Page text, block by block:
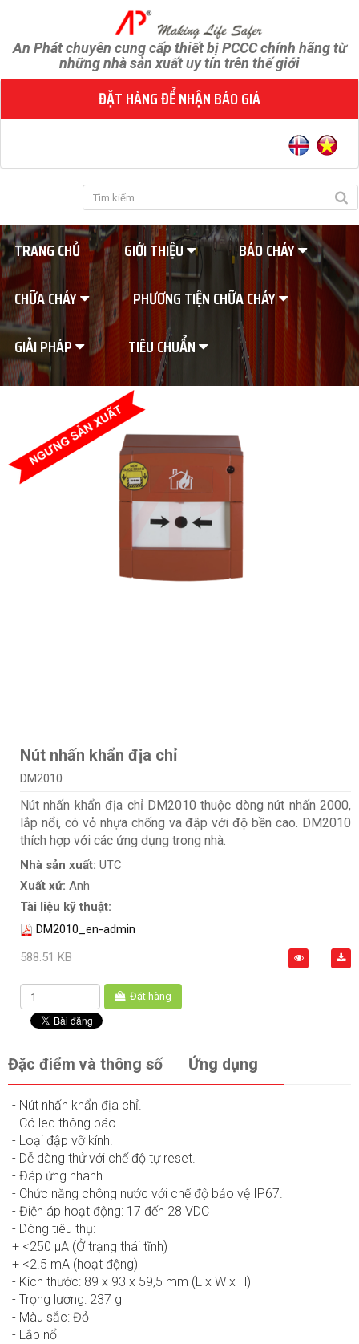
An Phát chuyên cung cấp thiết bị PCCC chính hãng từ
những nhà sản xuất uy tín trên thế giới
ĐẶT HÀNG ĐỂ NHẬN BÁO GIÁ
TRANG CHỦ GIỚI THIỆU
BÁO CHÁY
CHỮA CHÁY
PHƯƠNG TIỆN CHỮA CHÁY
GIẢI PHÁP
TIÊU CHUẨN
Nút nhấn khẩn địa chỉ
DM2010
Nút nhấn khẩn địa chỉ DM2010 thuộc dòng nút nhấn 2000,
lắp nổi, có vỏ nhựa chống va đập với độ bền cao. DM2010
thích hợp với các ứng dụng trong nhà.
Nhà sản xuất: UTC
Xuất xứ: Anh
Tài liệu kỹ thuật:
DM2010_en-admin
588.51 KB
Đặt hàng
Đặc điểm và thông số Ứng dụng
- Nút nhấn khẩn địa chỉ.
- Có led thông báo.
- Loại đập vỡ kính.
- Dễ dàng thử với chế độ tự reset.
- Đáp ứng nhanh.
- Chức năng chông nước với chế độ bảo vệ IP67.
- Điện áp hoạt động: 17 đến 28 VDC
- Dòng tiêu thụ:
+ <250 μA (Ở trạng thái tĩnh)
+ <2.5 mA (hoạt động)
- Kích thước: 89 x 93 x 59,5 mm (L x W x H)
- Trọng lượng: 237 g
- Màu sắc: Đỏ
- Lắp nổi